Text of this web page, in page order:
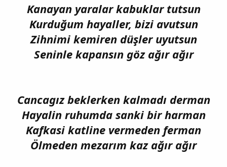
Kanayan yaralar kabuklar tutsun
Kurduğum hayaller, bizi avutsun
Zihnimi kemiren düşler uyutsun
Seninle kapansın göz ağır ağır
Cancagız beklerken kalmadı derman
Hayalin ruhumda sanki bir harman
Kafkasi katline vermeden ferman
Ölmeden mezarım kaz ağır ağır